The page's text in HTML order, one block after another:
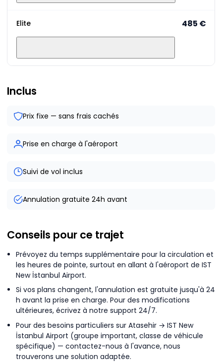
Elite 485 €
Inclus
Prix fixe — sans frais cachés
Prise en charge à l'aéroport
Suivi de vol inclus
Annulation gratuite 24h avant
Conseils pour ce trajet
Prévoyez du temps supplémentaire pour la circulation et
les heures de pointe, surtout en allant à l'aéroport de IST
New İstanbul Airport.
Si vos plans changent, l'annulation est gratuite jusqu'à 24
h avant la prise en charge. Pour des modifications
ultérieures, écrivez à notre support 24/7.
Pour des besoins particuliers sur Atasehir → IST New
İstanbul Airport (groupe important, classe de véhicule
spécifique) — contactez-nous à l'avance, nous
trouverons une solution adaptée.